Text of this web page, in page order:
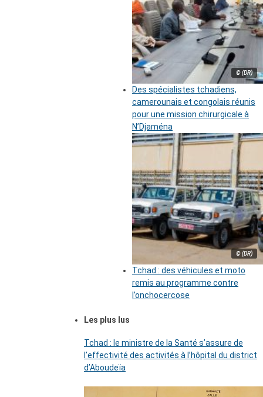
© (DR)
Des spécialistes tchadiens,
camerounais et congolais réunis
pour une mission chirurgicale à
N’Djaména
© (DR)
Tchad : des véhicules et moto
remis au programme contre
l’onchocercose
Les plus lus
Tchad : le ministre de la Santé s’assure de
l’effectivité des activités à l’hôpital du district
d’Aboudeïa